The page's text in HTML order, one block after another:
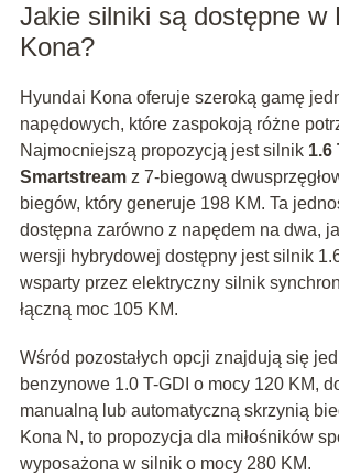
Jakie silniki są dostępne w
Kona?
Hyundai Kona oferuje szeroką gamę
napędowych, które zaspokoją różne
Najmocniejszą propozycją jest silnik 1.6
Smartstreamz 7-biegową
biegów, który generuje 198 KM. Ta
dostępna zarówno z napędem na dwa,
wersji hybrydowej dostępny jest silnik
wsparty przez elektryczny silnik
łączną moc 105 KM.
Wśród pozostałych opcji znajdują się
benzynowe 1.0 T-GDI o mocy 120 KM,
manualną lub automatyczną skrzynią
Kona N, to propozycja dla miłośników
wyposażona w silnik o mocy 280 KM.